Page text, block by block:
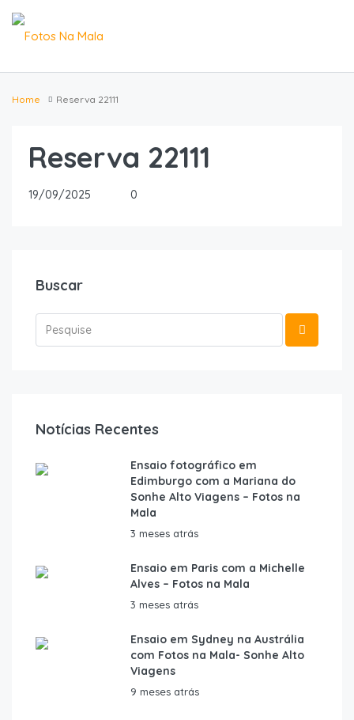
Home Reserva 22111
Reserva 22111
19/09/2025 0
Buscar
Notícias Recentes
Ensaio fotográfico em
Edimburgo com a Mariana do
Sonhe Alto Viagens – Fotos na
Mala
3 meses atrás
Ensaio em Paris com a Michelle
Alves – Fotos na Mala
3 meses atrás
Ensaio em Sydney na Austrália
com Fotos na Mala- Sonhe Alto
Viagens
9 meses atrás